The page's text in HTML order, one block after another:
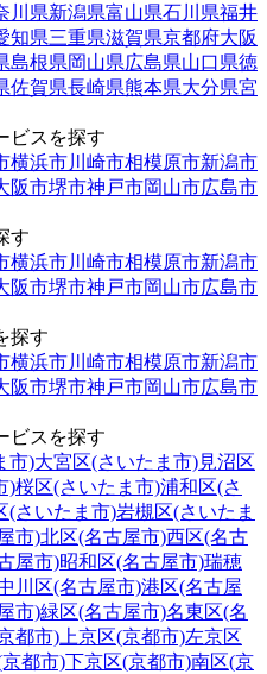
川県新潟県富山県石川県福井
知県三重県滋賀県京都府大阪
島根県岡山県広島県山口県徳
佐賀県長崎県熊本県大分県宮
ビスを探す
横浜市川崎市相模原市新潟市
阪市堺市神戸市岡山市広島市
す
横浜市川崎市相模原市新潟市
阪市堺市神戸市岡山市広島市
探す
横浜市川崎市相模原市新潟市
阪市堺市神戸市岡山市広島市
ビスを探す
市)大宮区(さいたま市)見沼区
)桜区(さいたま市)浦和区(さ
(さいたま市)岩槻区(さいたま
市)北区(名古屋市)西区(名古
屋市)昭和区(名古屋市)瑞穂
川区(名古屋市)港区(名古屋
市)緑区(名古屋市)名東区(名
都市) 上京区(京都市)左京区
都市)下京区(京都市)南区(京